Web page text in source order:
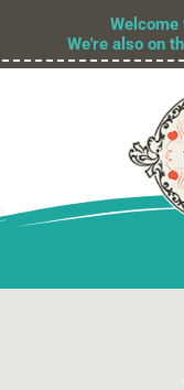
Welcome
We're also on